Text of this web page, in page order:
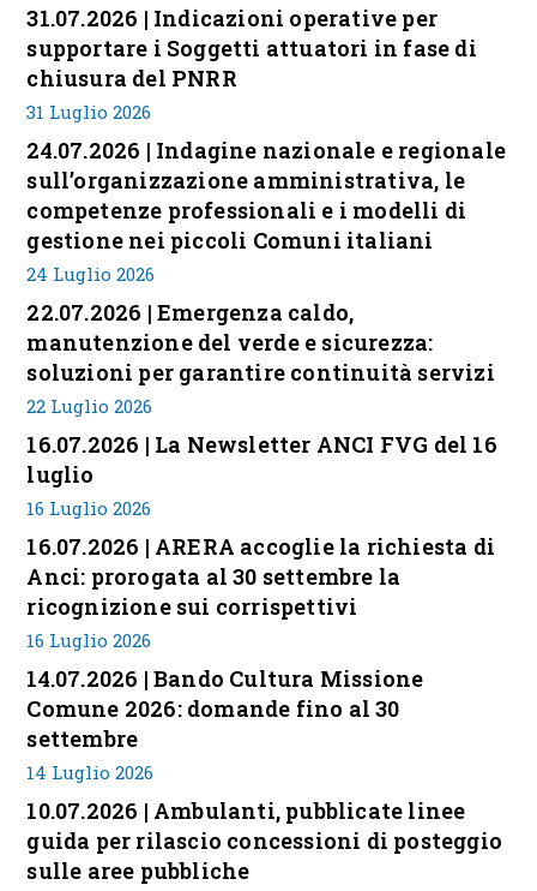
31.07.2026 | Indicazioni operative per
supportare i Soggetti attuatori in fase di
chiusura del PNRR
31 Luglio 2026
24.07.2026 | Indagine nazionale e regionale
sull’organizzazione amministrativa, le
competenze professionali e i modelli di
gestione nei piccoli Comuni italiani
24 Luglio 2026
22.07.2026 | Emergenza caldo,
manutenzione del verde e sicurezza:
soluzioni per garantire continuità servizi
22 Luglio 2026
16.07.2026 | La Newsletter ANCI FVG del 16
luglio
16 Luglio 2026
16.07.2026 | ARERA accoglie la richiesta di
Anci: prorogata al 30 settembre la
ricognizione sui corrispettivi
16 Luglio 2026
14.07.2026 | Bando Cultura Missione
Comune 2026: domande fino al 30
settembre
14 Luglio 2026
10.07.2026 | Ambulanti, pubblicate linee
guida per rilascio concessioni di posteggio
sulle aree pubbliche